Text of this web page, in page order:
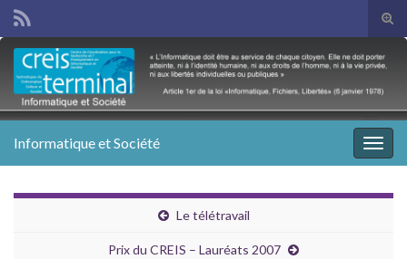
Search for:
Informatique et Société
Le télétravail
Prix du CREIS – Lauréats 2007